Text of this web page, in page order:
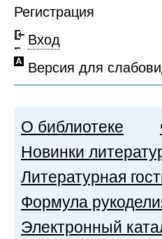
Регистрация
Вход
Версия для
О библиотеке
Новинки
Литературная
Формула
Электронный